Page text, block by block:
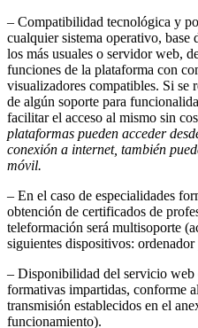
– Compatibilidad tecnológica y
cualquier sistema operativo, base
los más usuales o servidor web,
funciones de la plataforma con
visualizadores compatibles. Si se
de algún soporte para
facilitar el acceso al mismo sin
plataformas pueden acceder
conexión a internet, también
móvil.
– En el caso de especialidades
obtención de certificados de
teleformación será multisoporte
siguientes dispositivos:
– Disponibilidad del servicio web
formativas impartidas, conforme
transmisión establecidos en el
funcionamiento).